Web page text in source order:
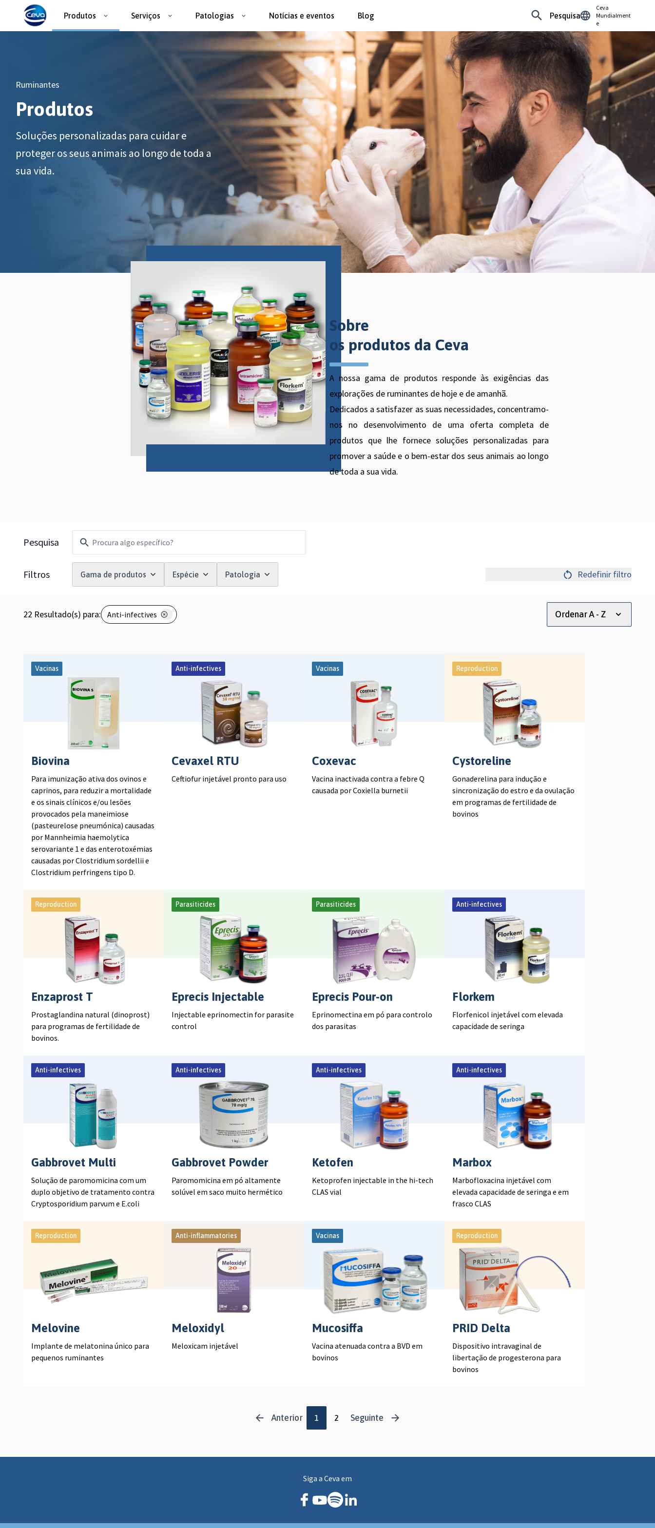
Produtos Serviços Patologias Notícias e eventos Blog Pesquisa
Ceva
Mundialment
e
Ruminantes
Produtos
Soluções personalizadas para cuidar e
proteger os seus animais ao longo de toda a
sua vida.
Sobre
os produtos da Ceva
A nossa gama de produtos responde às exigências das
explorações de ruminantes de hoje e de amanhã.
Dedicados a satisfazer as suas necessidades, concentramo-
nos no desenvolvimento de uma oferta completa de
produtos que lhe fornece soluções personalizadas para
promover a saúde e o bem-estar dos seus animais ao longo
de toda a sua vida.
Pesquisa
Redefinir filtro
Filtros Gama de produtos Espécie Patologia
22 Resultado(s) para: Anti-infectives Ordenar A - Z
Vacinas
Biovina
Para imunização ativa dos ovinos e
caprinos, para reduzir a mortalidade
e os sinais clínicos e/ou lesões
provocados pela maneimiose
(pasteurelose pneumónica) causadas
por Mannheimia haemolytica
serovariante 1 e das enterotoxémias
causadas porClostridium sordelliie
Clostridium perfringens tipo D.
Anti-infectives
Cevaxel RTU
Ceftiofur injetável pronto para uso
Vacinas
Coxevac
Vacina inactivada contra a febre Q
causada por Coxiella burnetii
Reproduction
Cystoreline
Gonaderelina para indução e
sincronização do estro e da ovulação
em programas de fertilidade de
bovinos
Reproduction
Enzaprost T
Prostaglandina natural (dinoprost)
para programas de fertilidade de
bovinos.
Parasiticides
Eprecis Injectable
Injectable eprinomectin for parasite
control
Parasiticides
Eprecis Pour-on
Eprinomectina em pó para controlo
dos parasitas
Anti-infectives
Florkem
Florfenicol injetável com elevada
capacidade de seringa
Anti-infectives
Gabbrovet Multi
Solução de paromomicina com um
duplo objetivo de tratamento contra
Cryptosporidium parvum e E.coli
Anti-infectives
Gabbrovet Powder
Paromomicina em pó altamente
solúvel em saco muito hermético
Anti-infectives
Ketofen
Ketoprofen injectable in the hi-tech
CLAS vial
Anti-infectives
Marbox
Marbofloxacina injetável com
elevada capacidade de seringa e em
frasco CLAS
Reproduction
Melovine
Implante de melatonina único para
pequenos ruminantes
Anti-inflammatories
Meloxidyl
Meloxicam injetável
Vacinas
Mucosiffa
Vacina atenuada contra a BVD em
bovinos
Reproduction
PRID Delta
Dispositivo intravaginal de
libertação de progesterona para
bovinos
Anterior 1 2 Seguinte
Siga a Ceva em